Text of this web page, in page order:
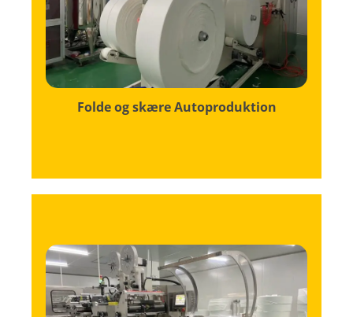
Folde og skære Autoproduktion
Ved at bruge avanceret automatiseret
maskineri sikrer denne proces, at hvert ark
er ensartet foldet og skåret til efter vores